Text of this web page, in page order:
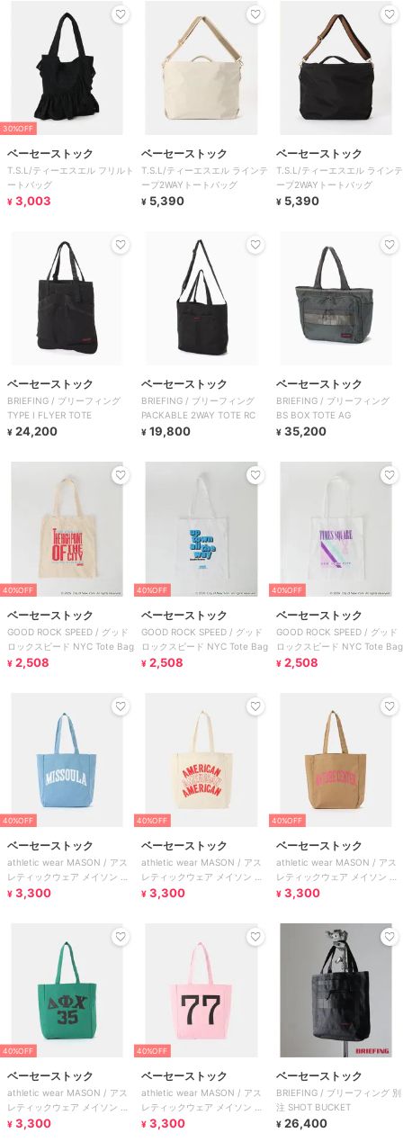
30%OFF
ベーセーストック
T.S.L/ティーエスエル フリルト
ートバッグ
¥ 3,003
ベーセーストック
T.S.L/ティーエスエル ラインテ
ープ2WAYトートバッグ
¥ 5,390
ベーセーストック
T.S.L/ティーエスエル ラインテ
ープ2WAYトートバッグ
¥ 5,390
ベーセーストック
BRIEFING / ブリーフィング
TYPE I FLYER TOTE
¥ 24,200
ベーセーストック
BRIEFING / ブリーフィング
PACKABLE 2WAY TOTE RC
¥ 19,800
ベーセーストック
BRIEFING / ブリーフィング
BS BOX TOTE AG
¥ 35,200
40%OFF
ベーセーストック
GOOD ROCK SPEED / グッド
ロックスピード NYC Tote Bag
¥ 2,508
40%OFF
ベーセーストック
GOOD ROCK SPEED / グッド
ロックスピード NYC Tote Bag
¥ 2,508
40%OFF
ベーセーストック
GOOD ROCK SPEED / グッド
ロックスピード NYC Tote Bag
¥ 2,508
40%OFF
ベーセーストック
athletic wear MASON / アス
レティックウェア メイソン 別
注 ロゴトートバッグ
¥ 3,300
40%OFF
ベーセーストック
athletic wear MASON / アス
レティックウェア メイソン 別
注 ロゴトートバッグ
¥ 3,300
40%OFF
ベーセーストック
athletic wear MASON / アス
レティックウェア メイソン 別
注 ロゴトートバッグ
¥ 3,300
40%OFF
ベーセーストック
athletic wear MASON / アス
レティックウェア メイソン 別
注 ロゴトートバッグ
¥ 3,300
40%OFF
ベーセーストック
athletic wear MASON / アス
レティックウェア メイソン 別
注 ロゴトートバッグ
¥ 3,300
ベーセーストック
BRIEFING / ブリーフィング 別
注 SHOT BUCKET
¥ 26,400